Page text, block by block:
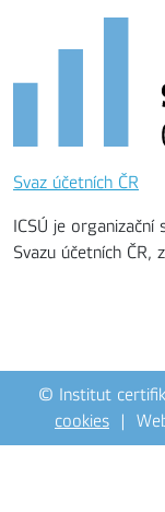
Svaz účetních ČR
ICSÚ je organizační
Svazu účetních ČR,
© Institut
cookies |